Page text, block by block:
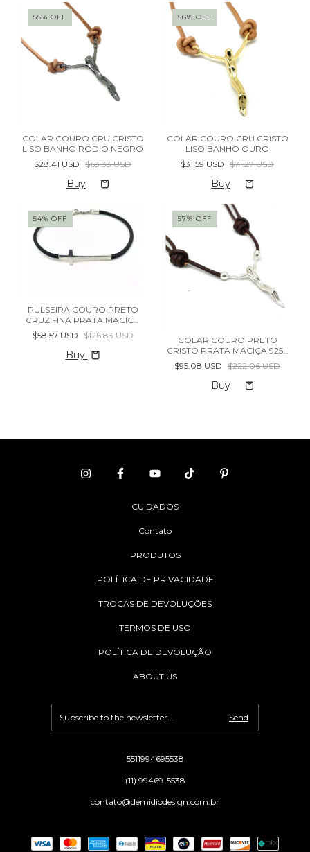
55% OFF
COLAR COURO CRU CRISTO
LISO BANHO RODIO NEGRO
$28.41 USD $63.33 USD
56% OFF
COLAR COURO CRU CRISTO
LISO BANHO OURO
$31.59 USD $71.27 USD
54% OFF
PULSEIRA COURO PRETO
CRUZ FINA PRATA MACIÇA
925
$58.57 USD $126.83 USD
Buy
57% OFF
COLAR COURO PRETO
CRISTO PRATA MACIÇA 925 -
(cópia) - (cópia) - (cópia)
$95.08 USD $222.06 USD
CUIDADOS
Contato
PRODUTOS
POLÍTICA DE PRIVACIDADE
TROCAS DE DEVOLUÇÕES
TERMOS DE USO
POLÍTICA DE DEVOLUÇÃO
ABOUT US
5511994695538
(11) 99469-5538
contato@demidiodesign.com.br